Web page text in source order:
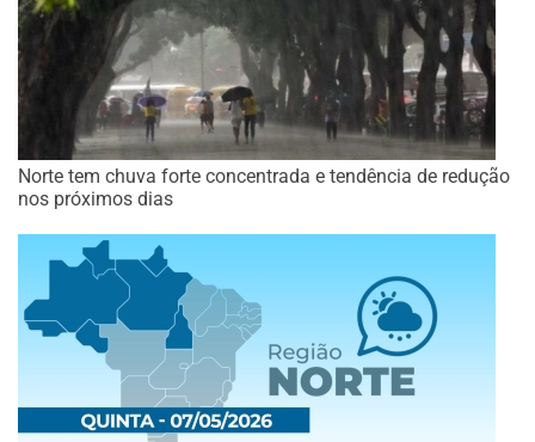
Norte tem chuva forte concentrada e tendência de redução
nos próximos dias